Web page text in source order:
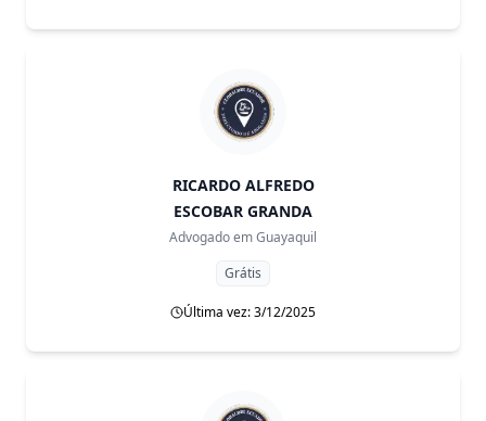
RICARDO ALFREDO
ESCOBAR GRANDA
Advogado emGuayaquil
Grátis
Última vez: 3/12/2025